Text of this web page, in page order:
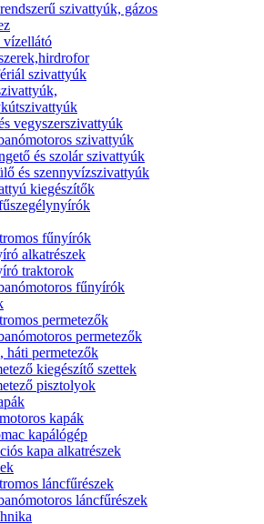
szivattyúk, gázos
vízellátó
szivattyúk
vegyszerszivattyúk
szivattyúk
és szolár szivattyúk
és szennyvízszivattyúk
kiegészítők
fűnyírók
alkatrészek
traktorok
fűnyírók
permetezők
permetezők
háti permetezők
kiegészítő szettek
pisztolyok
kapák
kapálógép
kapa alkatrészek
láncfűrészek
láncfűrészek